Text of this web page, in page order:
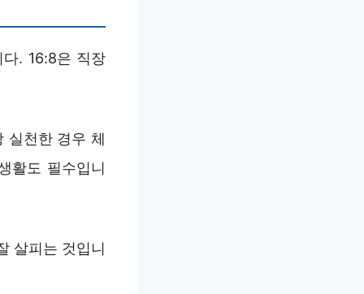
. 16:8은 직장
실천한 경우 체
활도 필수입니
살피는 것입니